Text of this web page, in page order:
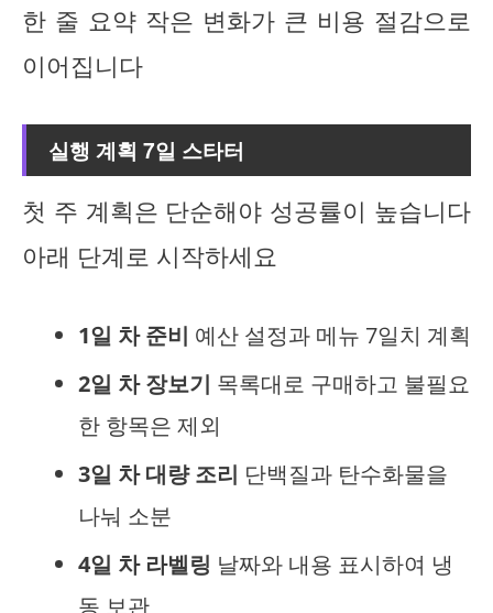
한 줄 요약 작은 변화가 큰 비용 절감으로
이어집니다
실행 계획 7일 스타터
첫 주 계획은 단순해야 성공률이 높습니다
아래 단계로 시작하세요
1일 차 준비 예산 설정과 메뉴 7일치 계획
2일 차 장보기 목록대로 구매하고 불필요
한 항목은 제외
3일 차 대량 조리 단백질과 탄수화물을
나눠 소분
4일 차 라벨링 날짜와 내용 표시하여 냉
동 보관